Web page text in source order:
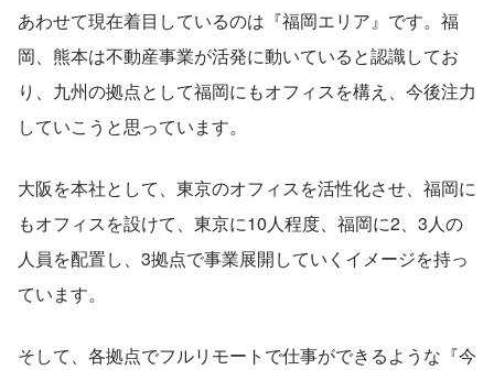
あわせて現在着目しているのは『福岡エリア』です。福
岡、熊本は不動産事業が活発に動いていると認識してお
り、九州の拠点として福岡にもオフィスを構え、今後注力
していこうと思っています。
大阪を本社として、東京のオフィスを活性化させ、福岡に
もオフィスを設けて、東京に10人程度、福岡に2、3人の
人員を配置し、3拠点で事業展開していくイメージを持っ
ています。
そして、各拠点でフルリモートで仕事ができるような『今